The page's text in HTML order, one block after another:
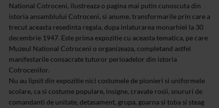
National Cotroceni, ilustreaza o pagina mai putin cunoscuta din
istoria ansamblului Cotroceni, si anume, transformarile prin care a
trecut aceasta resedinta regala, dupa inlaturarea monarhiei la 30
decembrie 1947. Este prima expozitie cu aceasta tematica, pe care
Muzeul National Cotroceni o organizeaza, completand astfel
manifestarile consacrate tuturor perioadelor din istoria
Cotrocenilor.
Nu au lipsit din expozitie nici costumele de pionieri si uniformele
scolare, ca si costume populare, insigne, cravate rosii, snururi de
comandanti de unitate, detasament, grupa, goarna si toba si steag